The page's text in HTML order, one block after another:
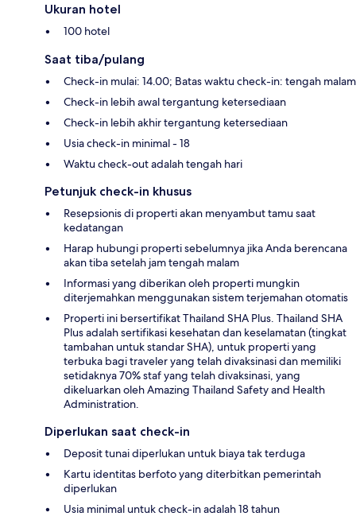
Ukuran hotel
100 hotel
Saat tiba/pulang
Check-in mulai: 14.00; Batas waktu check-in: tengah malam
Check-in lebih awal tergantung ketersediaan
Check-in lebih akhir tergantung ketersediaan
Usia check-in minimal - 18
Waktu check-out adalah tengah hari
Petunjuk check-in khusus
Resepsionis di properti akan menyambut tamu saat
kedatangan
Harap hubungi properti sebelumnya jika Anda berencana
akan tiba setelah jam tengah malam
Informasi yang diberikan oleh properti mungkin
diterjemahkan menggunakan sistem terjemahan otomatis
Properti ini bersertifikat Thailand SHA Plus. Thailand SHA
Plus adalah sertifikasi kesehatan dan keselamatan (tingkat
tambahan untuk standar SHA), untuk properti yang
terbuka bagi traveler yang telah divaksinasi dan memiliki
setidaknya 70% staf yang telah divaksinasi, yang
dikeluarkan oleh Amazing Thailand Safety and Health
Administration.
Diperlukan saat check-in
Deposit tunai diperlukan untuk biaya tak terduga
Kartu identitas berfoto yang diterbitkan pemerintah
diperlukan
Usia minimal untuk check-in adalah 18 tahun